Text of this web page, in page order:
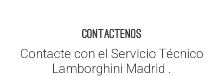
CONTACTENOS
Contacte con el Servicio Técnico
Lamborghini Madrid .